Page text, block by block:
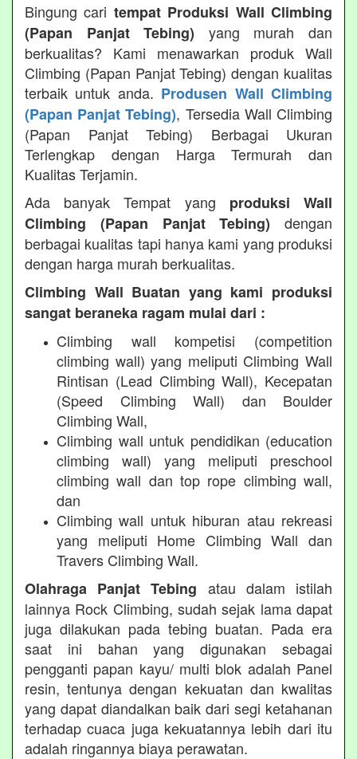
Bingung cari tempat Produksi Wall Climbing
(Papan Panjat Tebing) yang murah dan
berkualitas? Kami menawarkan produk Wall
Climbing (Papan Panjat Tebing) dengan kualitas
terbaik untuk anda. Produsen Wall Climbing
(Papan Panjat Tebing), Tersedia Wall Climbing
(Papan Panjat Tebing) Berbagai Ukuran
Terlengkap dengan Harga Termurah dan
Kualitas Terjamin.
Ada banyak Tempat yang produksi Wall
Climbing (Papan Panjat Tebing) dengan
berbagai kualitas tapi hanya kami yang produksi
dengan harga murah berkualitas.
Climbing Wall Buatan yang kami produksi
sangat beraneka ragam mulai dari :
Climbing wall kompetisi (competition
climbing wall) yang meliputi Climbing Wall
Rintisan (Lead Climbing Wall), Kecepatan
(Speed Climbing Wall) dan Boulder
Climbing Wall,
Climbing wall untuk pendidikan (education
climbing wall) yang meliputi preschool
climbing wall dan top rope climbing wall,
dan
Climbing wall untuk hiburan atau rekreasi
yang meliputi Home Climbing Wall dan
Travers Climbing Wall.
Olahraga Panjat Tebing atau dalam istilah
lainnya Rock Climbing, sudah sejak lama dapat
juga dilakukan pada tebing buatan. Pada era
saat ini bahan yang digunakan sebagai
pengganti papan kayu/ multi blok adalah Panel
resin, tentunya dengan kekuatan dan kwalitas
yang dapat diandalkan baik dari segi ketahanan
terhadap cuaca juga kekuatannya lebih dari itu
adalah ringannya biaya perawatan.